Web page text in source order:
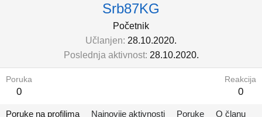
Srb87KG
Početnik
Učlanjen 28.10.2020.
Poslednja aktivnost 28.10.2020.
Poruka
0
Reakcija
0
Poruke na profilima Najnovije aktivnosti Poruke O članu